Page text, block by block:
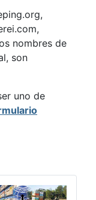
nombres de
son
uno de